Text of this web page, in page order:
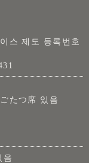
스 제도 등록번호
たつ席 있음
음